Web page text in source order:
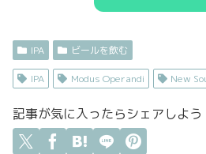
IPA ビールを飲む
IPA Modus Operandi New
記事が気に入ったらシェアしよう